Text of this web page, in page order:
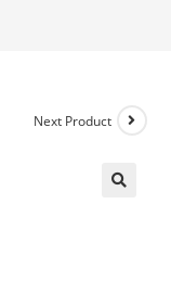
Next Product